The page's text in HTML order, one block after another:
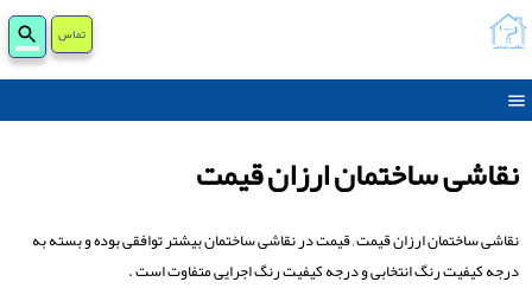
تماس
نقاشی ساختمان ارزان قیمت
نقاشی ساختمان ارزان قیمت , قیمت در نقاشی ساختمان بیشتر توافقی بوده و بسته به
درجه کیفیت رنگ انتخابی و درجه کیفیت رنگ اجرایی متفاوت است .